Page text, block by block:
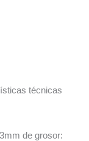
técnicas
de grosor: